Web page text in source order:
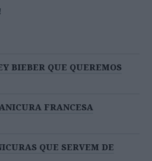
BIEBER QUE QUEREMOS
FRANCESA
QUE SERVEM DE